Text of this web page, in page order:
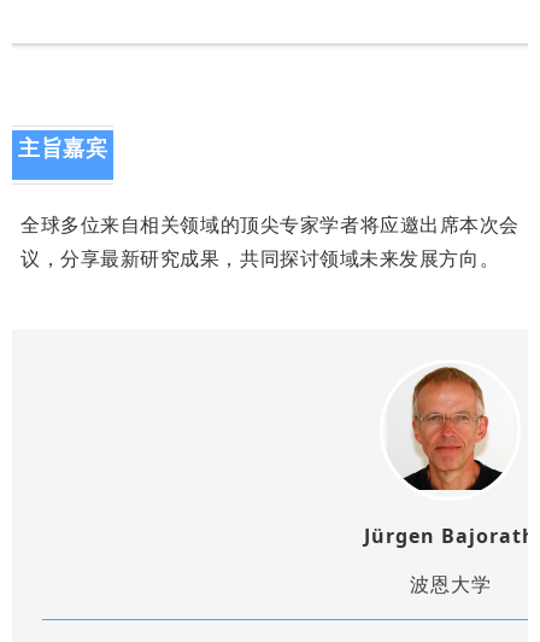
主旨嘉宾
全球多位来自相关领域的顶尖专家学者将应邀出席本次会
议，分享最新研究成果，共同探讨领域未来发展方向。
Jürgen Bajorath
波恩大学